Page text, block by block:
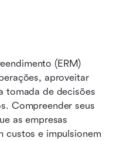
(ERM)
aproveitar
tomada de decisões
Compreender seus
as empresas
custos e impulsionem